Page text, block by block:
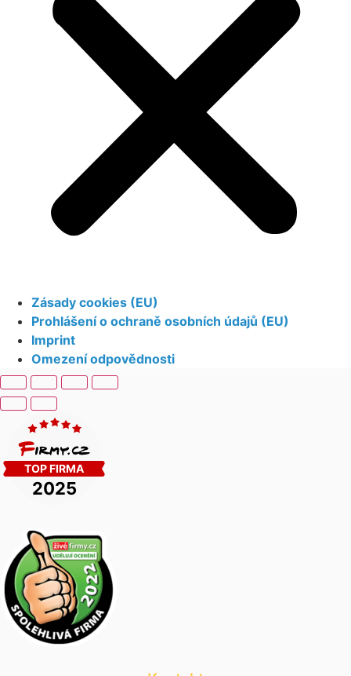
Zásady cookies (EU)
Prohlášení o ochraně osobních údajů (EU)
Imprint
Omezení odpovědnosti